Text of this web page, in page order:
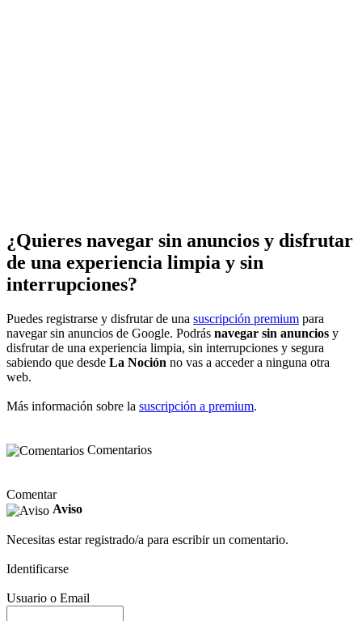
¿Quieres navegar sin anuncios y disfrutar
de una experiencia limpia y sin
interrupciones?
Puedes registrarse y disfrutar de una suscripción premium para
navegar sin anuncios de Google. Podrás navegar sin anuncios y
disfrutar de una experiencia limpia, sin interrupciones y segura
sabiendo que desde La Noción no vas a acceder a ninguna otra
web.
Más información sobre la suscripción a premium.
Comentarios
Comentar
Aviso
Necesitas estar registrado/a para escribir un comentario.
Identificarse
Usuario o Email